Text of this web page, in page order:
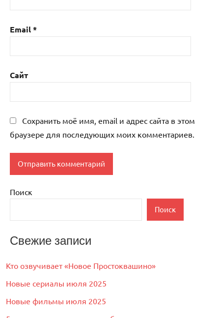
Email*
Сайт
Сохранить моё имя, email и адрес сайта в этом
браузере для последующих моих комментариев.
Поиск
Поиск
Свежие записи
Кто озвучивает «Новое Простоквашино»
Новые сериалы июля 2025
Новые фильмы июля 2025